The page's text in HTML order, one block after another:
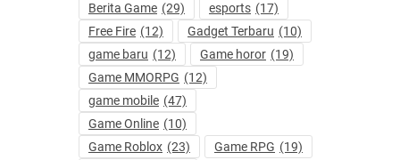
Berita Game (29) esports (17)
Free Fire (12) Gadget Terbaru (10)
game baru (12) Game horor (19)
Game MMORPG (12)
game mobile (47)
Game Online (10)
Game Roblox (23) Game RPG (19)